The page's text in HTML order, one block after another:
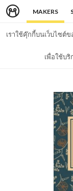
MAKERS
เราใช้คุ๊กกี้บนเว็บไซต์
เพื่อใช้บริ